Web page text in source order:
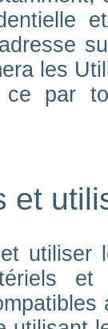
les
par
et
utiliser